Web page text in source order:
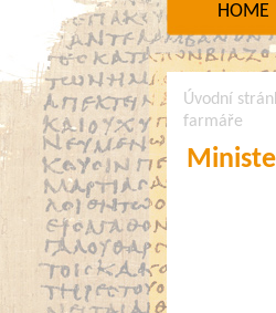
HOME
Úvodní
farmáře